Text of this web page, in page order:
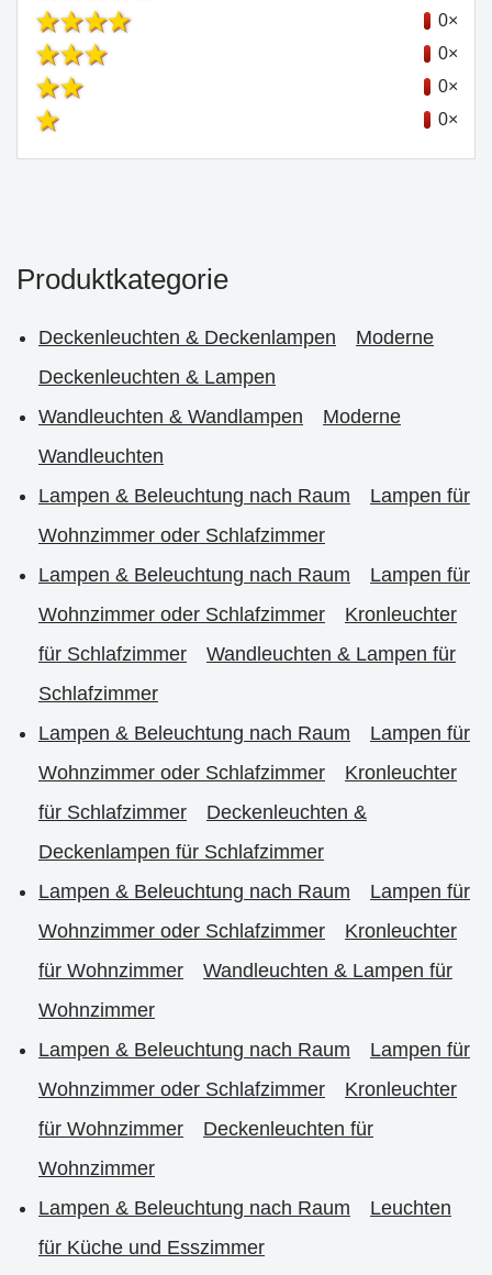
0×
0×
0×
0×
Produktkategorie
Deckenleuchten & Deckenlampen
Moderne
Deckenleuchten & Lampen
Wandleuchten & Wandlampen
Moderne
Wandleuchten
Lampen & Beleuchtung nach Raum
Lampen für
Wohnzimmer oder Schlafzimmer
Lampen & Beleuchtung nach Raum
Lampen für
Wohnzimmer oder Schlafzimmer
Kronleuchter
für Schlafzimmer
Wandleuchten & Lampen für
Schlafzimmer
Lampen & Beleuchtung nach Raum
Lampen für
Wohnzimmer oder Schlafzimmer
Kronleuchter
für Schlafzimmer
Deckenleuchten &
Deckenlampen für Schlafzimmer
Lampen & Beleuchtung nach Raum
Lampen für
Wohnzimmer oder Schlafzimmer
Kronleuchter
für Wohnzimmer
Wandleuchten & Lampen für
Wohnzimmer
Lampen & Beleuchtung nach Raum
Lampen für
Wohnzimmer oder Schlafzimmer
Kronleuchter
für Wohnzimmer
Deckenleuchten für
Wohnzimmer
Lampen & Beleuchtung nach Raum
Leuchten
für Küche und Esszimmer